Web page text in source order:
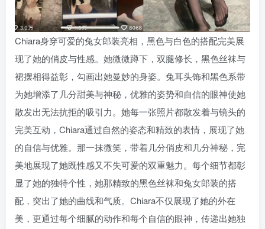
Chiara身穿可爱的兔女郎装亮相，黑色与白色的搭配完美展
现了她的俏皮与性感。她微微蹲下，双腿修长，黑色丝袜与
裙摆相得益彰，勾画出她曼妙的身姿。兔耳头饰和黑色系带
为她增添了几分甜美与神秘，优雅的姿势和自信的眼神使她
散发出无法抗拒的吸引力。她每一张照片都散发着与镜头的
完美互动，Chiara通过自然的姿态和精致的表情，展现了她
的自信与优雅。那一抹微笑，带着几分俏皮和几分神秘，完
美地展现了她既性感又不失可爱的双重魅力。每个细节都彰
显了她的独特个性，她那精致的黑色丝袜和兔女郎装的搭
配，突出了她的曲线和气质。Chiara不仅展现了她的外在
美，更通过每个细腻的动作和每个自信的眼神，传递出她独